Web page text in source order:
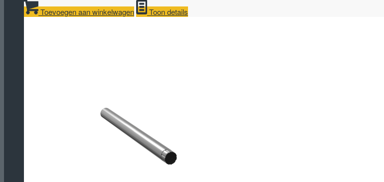
Toevoegen aan winkelwagen Toon details